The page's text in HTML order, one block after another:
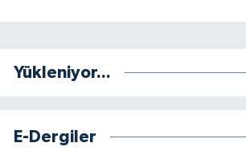
Yükleniyor...
E-Dergiler